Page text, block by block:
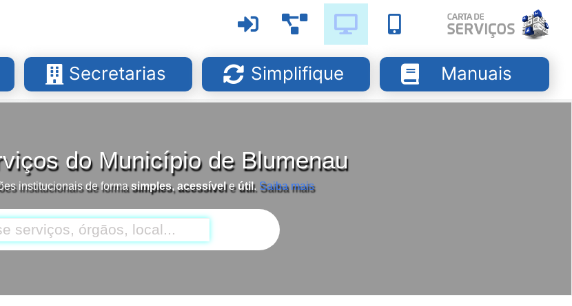
Secretarias Simplifique Manuais
do Município de Blumenau
institucionais de formasimples, acessíveleútil. Saiba mais